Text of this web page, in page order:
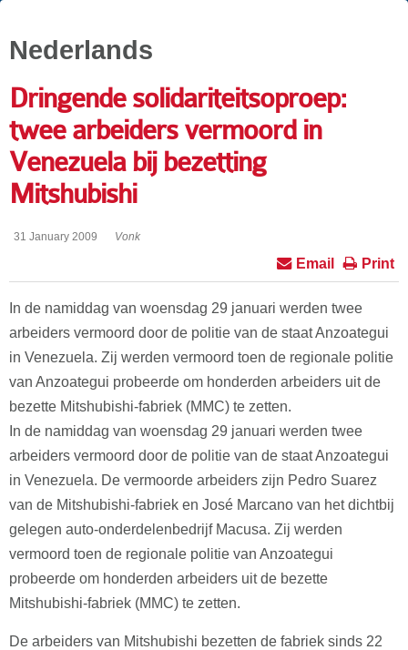
Nederlands
Dringende solidariteitsoproep:
twee arbeiders vermoord in
Venezuela bij bezetting
Mitshubishi
31 January 2009 Vonk
Print
Email
In de namiddag van woensdag 29 januari werden twee
arbeiders vermoord door de politie van de staat Anzoategui
in Venezuela. Zij werden vermoord toen de regionale politie
van Anzoategui probeerde om honderden arbeiders uit de
bezette Mitshubishi-fabriek (MMC) te zetten.
In de namiddag van woensdag 29 januari werden twee
arbeiders vermoord door de politie van de staat Anzoategui
in Venezuela. De vermoorde arbeiders zijn Pedro Suarez
van de Mitshubishi-fabriek en José Marcano van het dichtbij
gelegen auto-onderdelenbedrijf Macusa. Zij werden
vermoord toen de regionale politie van Anzoategui
probeerde om honderden arbeiders uit de bezette
Mitshubishi-fabriek (MMC) te zetten.
De arbeiders van Mitshubishi bezetten de fabriek sinds 22